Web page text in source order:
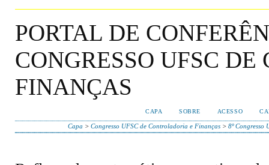
PORTAL DE
CONGRESSO UFSC
FINANÇAS
CAPA SOBRE ACESSO
Capa > Congresso UFSC de Controladoria e Finanças > 8º Congresso